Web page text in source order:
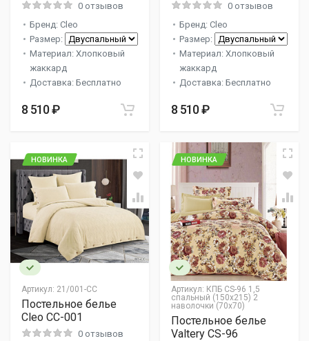
0 отзывов
Бренд: Cleo
Размер:
Материал: Хлопковый
жаккард
Доставка: Бесплатно
8 510 ₽
0 отзывов
Бренд: Cleo
Размер:
Материал: Хлопковый
жаккард
Доставка: Бесплатно
8 510 ₽
Артикул: 21/001-CC
НОВИНКА
Постельное белье
Cleo CC-001
0 отзывов
Артикул: КПБ CS-96 1,5
спальный (150х215) 2
наволочки (70х70)
НОВИНКА
Постельное белье
Valtery CS-96